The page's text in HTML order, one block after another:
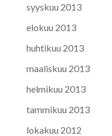
syyskuu 2013
elokuu 2013
huhtikuu 2013
maaliskuu 2013
helmikuu 2013
tammikuu 2013
lokakuu 2012